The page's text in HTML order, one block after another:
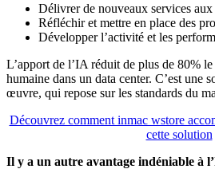
Délivrer de nouveaux services
Réfléchir et mettre en place des
Développer l’activité et les
L’apport de l’IA réduit de plus de 80%
humaine dans un data center. C’est une
œuvre, qui repose sur les standards du
Découvrez comment inmac wstore
cette solution
Il y a un autre avantage indéniable à